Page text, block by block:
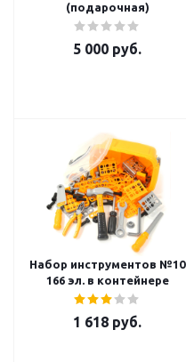
(подарочная)
5 000 руб.
Набор инструментов №10
166 эл. в контейнере
1 618 руб.